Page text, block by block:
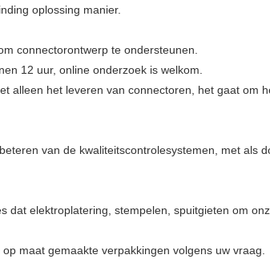
oplossing manier.
connectorontwerp te ondersteunen.
12 uur, online onderzoek is welkom.
alleen het leveren van connectoren, het gaat om
van de kwaliteitscontrolesystemen, met als
dat elektroplatering, stempelen, spuitgieten om
maat gemaakte verpakkingen volgens uw vraag.